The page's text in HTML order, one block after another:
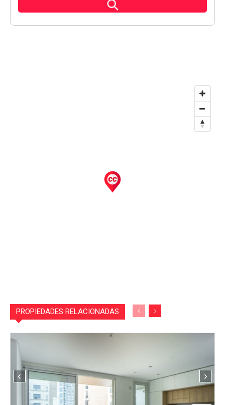
PROPIEDADES RELACIONADAS
‹ ›